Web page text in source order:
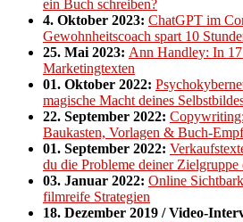
ein Buch schreiben?
4. Oktober 2023: ChatGPT im
Gewohnheitscoach spart 10
25. Mai 2023: Ann Handley: In 17
Marketingtexten
01. Oktober 2022:
magische Macht deines
22. September 2022:
Baukasten, Vorlagen & Buch-
01. September 2022:
du die Probleme deiner Zielgruppe
03. Januar 2022: Online
filmreife Strategien
18. Dezember 2019 / Video-